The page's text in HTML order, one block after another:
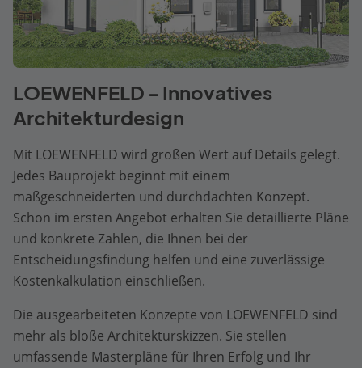
LOEWENFELD - Innovatives
Architekturdesign
Mit LOEWENFELD wird großen Wert auf Details gelegt.
Jedes Bauprojekt beginnt mit einem
maßgeschneiderten und durchdachten Konzept.
Schon im ersten Angebot erhalten Sie detaillierte Pläne
und konkrete Zahlen, die Ihnen bei der
Entscheidungsfindung helfen und eine zuverlässige
Kostenkalkulation einschließen.
Die ausgearbeiteten Konzepte von LOEWENFELD sind
mehr als bloße Architekturskizzen. Sie stellen
umfassende Masterpläne für Ihren Erfolg und Ihr